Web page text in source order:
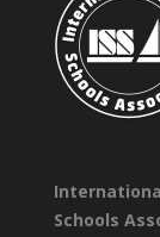
Schools